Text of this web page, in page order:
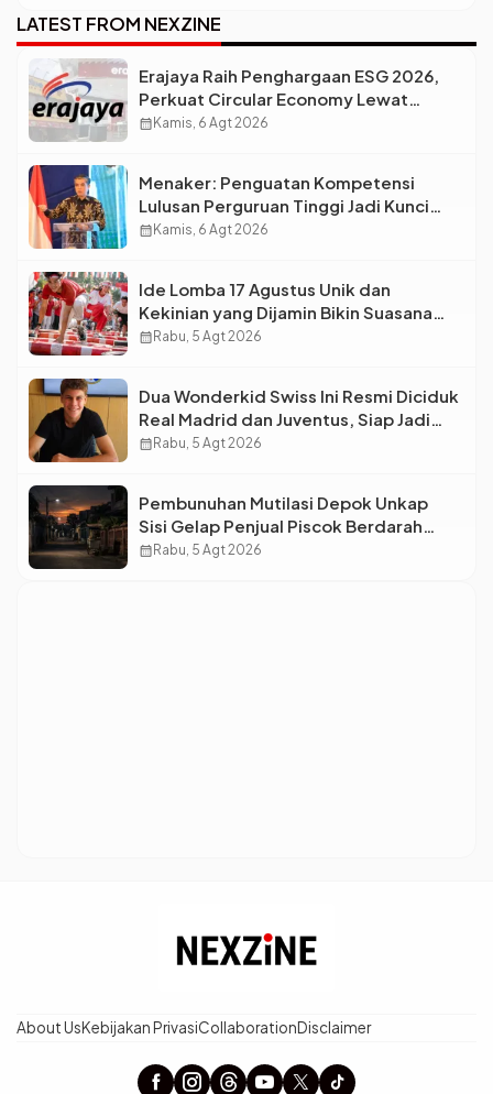
LATEST FROM NEXZINE
Erajaya Raih Penghargaan ESG 2026,
Perkuat Circular Economy Lewat
Pengelolaan Limbah Berkelanjutan
calendar_monthKamis, 6 Agt 2026
Menaker: Penguatan Kompetensi
Lulusan Perguruan Tinggi Jadi Kunci
Menjawab Kebutuhan Dunia Kerja
calendar_monthKamis, 6 Agt 2026
Ide Lomba 17 Agustus Unik dan
Kekinian yang Dijamin Bikin Suasana
Makin Pecah
calendar_monthRabu, 5 Agt 2026
Dua Wonderkid Swiss Ini Resmi Diciduk
Real Madrid dan Juventus, Siap Jadi
Bintang Baru Eropa
calendar_monthRabu, 5 Agt 2026
Pembunuhan Mutilasi Depok Unkap
Sisi Gelap Penjual Piscok Berdarah
Dingin
calendar_monthRabu, 5 Agt 2026
About UsKebijakan PrivasiCollaborationDisclaimer